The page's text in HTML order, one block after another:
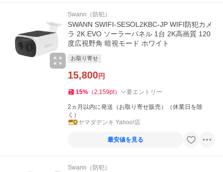
Swann（防犯）
SWANN SWIFI-SESOL2KBC-JP WIFI防犯カメ
ラ 2K EVO ソーラーパネル 1台 2K高画質 120
度広視野角 暗視モード ホワイト
お取り寄せ
15,800円
15% （2,159pt） 要エントリー
2ヵ月以内に発送（お取り寄せ販売）（休業日を除
く）
ヤマダデンキ Yahoo!店
最安値を見る
Swann（防犯）